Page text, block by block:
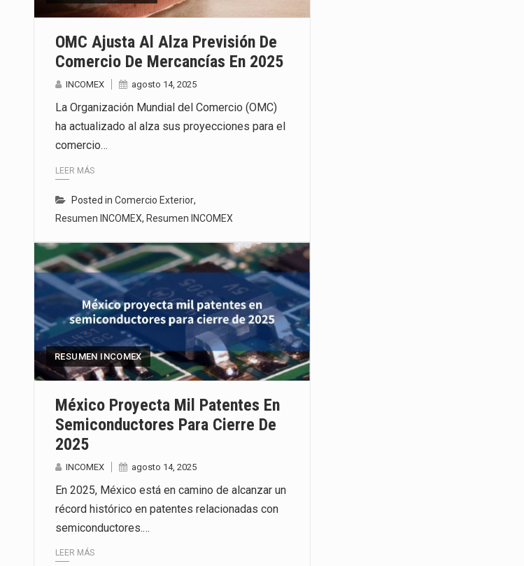
OMC Ajusta Al Alza Previsión De
Comercio De Mercancías En 2025
INCOMEX agosto 14, 2025
La Organización Mundial del Comercio (OMC)
ha actualizado al alza sus proyecciones para el
comercio…
LEER MÁS
Posted in Comercio Exterior,
Resumen INCOMEX, Resumen INCOMEX
RESUMEN INCOMEX
México Proyecta Mil Patentes En
Semiconductores Para Cierre De
2025
INCOMEX agosto 14, 2025
En 2025, México está en camino de alcanzar un
récord histórico en patentes relacionadas con
semiconductores.…
LEER MÁS